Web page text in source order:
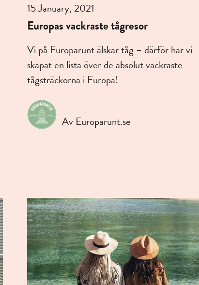
15 January, 2021
Europas vackraste tågresor
Vi på Europarunt älskar tåg – därför har vi
skapat en lista över de absolut vackraste
tågsträckorna i Europa!
Av Europarunt.se